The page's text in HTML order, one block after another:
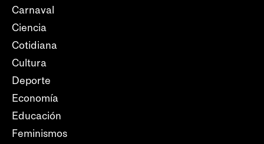
Carnaval
Ciencia
Cotidiana
Cultura
Deporte
Economía
Educación
Feminismos